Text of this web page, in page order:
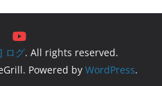
ログ. All rights reserved.
Powered by WordPress.